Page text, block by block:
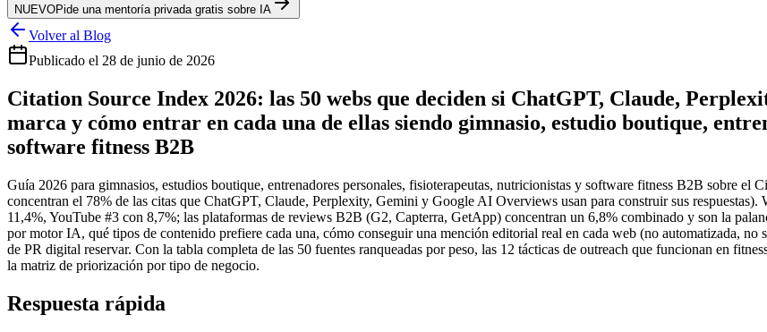
NUEVOPide una mentoría privada gratis sobre IA
Volver al Blog
Publicado el 28 de junio de 2026
Citation Source Index 2026: las 50 webs que deciden si ChatGPT, Claude,
marca y cómo entrar en cada una de ellas siendo gimnasio, estudio boutique,
software fitness B2B
Guía 2026 para gimnasios, estudios boutique, entrenadores personales, fisioterapeutas, nutricionistas y software fitness B2B sobre el
concentran el 78% de las citas que ChatGPT, Claude, Perplexity, Gemini y Google AI Overviews usan para construir sus
11,4%, YouTube #3 con 8,7%; las plataformas de reviews B2B (G2, Capterra, GetApp) concentran un 6,8% combinado y son la
por motor IA, qué tipos de contenido prefiere cada una, cómo conseguir una mención editorial real en cada web (no automatizada,
de PR digital reservar. Con la tabla completa de las 50 fuentes ranqueadas por peso, las 12 tácticas de outreach que funcionan en
la matriz de priorización por tipo de negocio.
Respuesta rápida